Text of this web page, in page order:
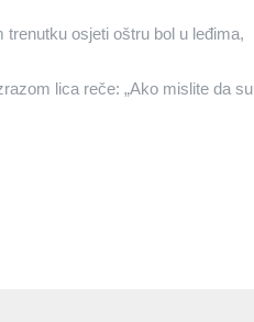
osjeti oštru bol u leđima,
lica reče: „Ako mislite da su